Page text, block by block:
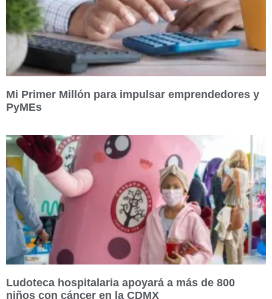
Mi Primer Millón para impulsar emprendedores y
PyMEs
Ludoteca hospitalaria apoyará a más de 800
niños con cáncer en la CDMX